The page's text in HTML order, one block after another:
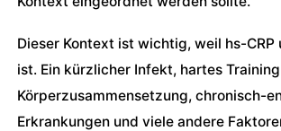
Dieser Kontext ist wichtig, weil hs-CRP
ist. Ein kürzlicher Infekt, hartes
Körperzusammensetzung, chronisch-
Erkrankungen und viele andere